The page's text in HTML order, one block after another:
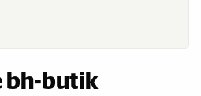
bh-butik